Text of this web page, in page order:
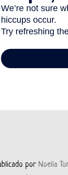
por Noelia